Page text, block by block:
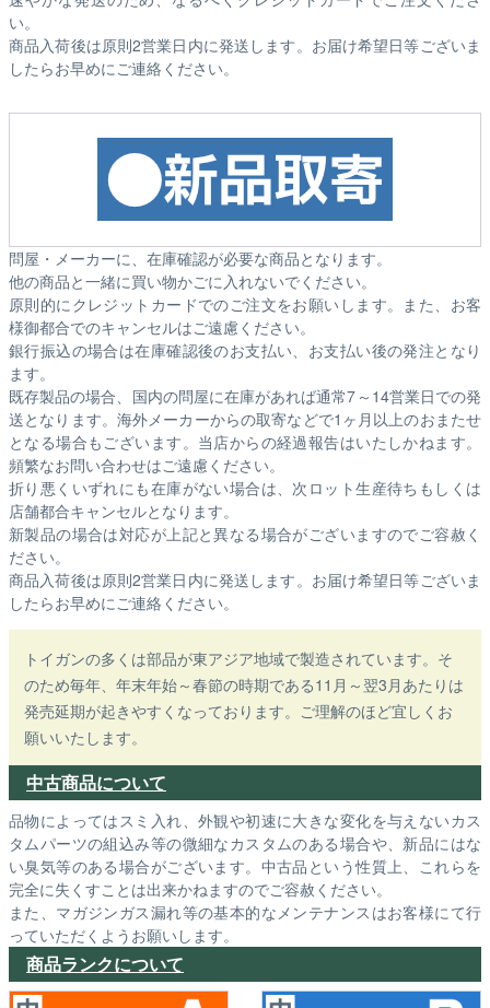
い。
商品入荷後は原則2営業日内に発送します。お届け希望日等ございま
したらお早めにご連絡ください。
問屋・メーカーに、在庫確認が必要な商品となります。
他の商品と一緒に買い物かごに入れないでください。
原則的にクレジットカードでのご注文をお願いします。また、お客
様御都合でのキャンセルはご遠慮ください。
銀行振込の場合は在庫確認後のお支払い、お支払い後の発注となり
ます。
既存製品の場合、国内の問屋に在庫があれば通常7～14営業日での発
送となります。海外メーカーからの取寄などで1ヶ月以上のおまたせ
となる場合もございます。 当店からの経過報告はいたしかねます。
頻繁なお問い合わせはご遠慮ください。
折り悪くいずれにも在庫がない場合は、次ロット生産待ちもしくは
店舗都合キャンセルとなります。
新製品の場合は対応が上記と異なる場合がございますのでご容赦く
ださい。
商品入荷後は原則2営業日内に発送します。お届け希望日等ございま
したらお早めにご連絡ください。
トイガンの多くは部品が東アジア地域で製造されています。そ
のため毎年、年末年始～春節の時期である11月～翌3月あたりは
発売延期が起きやすくなっております。ご理解のほど宜しくお
願いいたします。
中古商品について
品物によってはスミ入れ、外観や初速に大きな変化を与えないカス
タムパーツの組込み等の微細なカスタムのある場合や、新品にはな
い臭気等のある場合がございます。中古品という性質上、これらを
完全に失くすことは出来かねますのでご容赦ください。
また、マガジンガス漏れ等の基本的なメンテナンスはお客様にて行
っていただくようお願いします。
商品ランクについて